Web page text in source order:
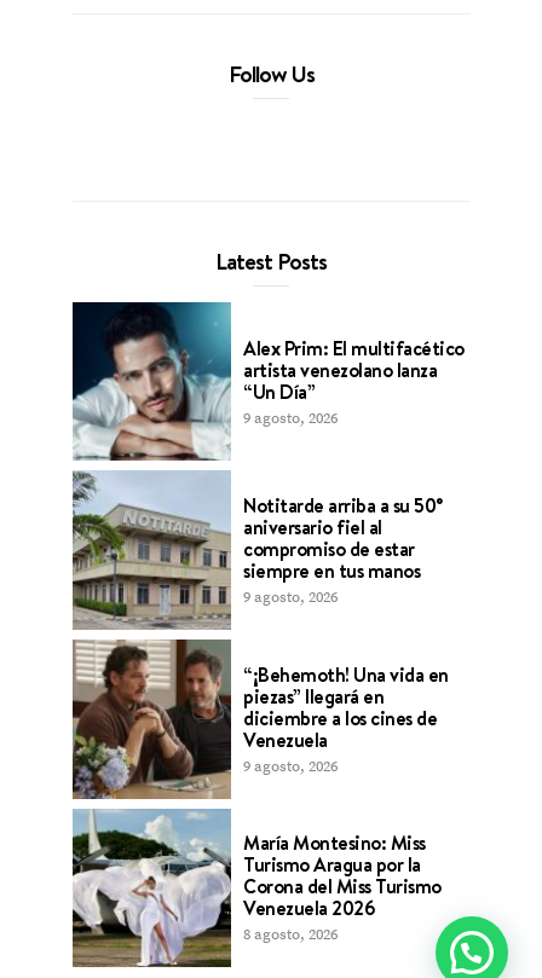
Follow Us
Latest Posts
Alex Prim: El multifacético
artista venezolano lanza
“Un Día”
9 agosto, 2026
Notitarde arriba a su 50°
aniversario fiel al
compromiso de estar
siempre en tus manos
9 agosto, 2026
“¡Behemoth! Una vida en
piezas” llegará en
diciembre a los cines de
Venezuela
9 agosto, 2026
María Montesino: Miss
Turismo Aragua por la
Corona del Miss Turismo
Venezuela 2026
8 agosto, 2026